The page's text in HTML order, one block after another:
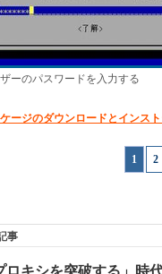
ーのパスワードを入力する
ージのダウンロードとインス
1 2
事